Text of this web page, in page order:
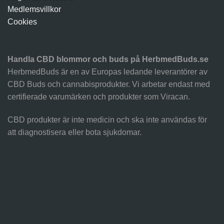
Medlemsvillkor
Cookies
Handla CBD blommor och buds på HerbmedBuds.se
HerbmedBuds är en av Europas ledande leverantörer av
CBD Buds och cannabisprodukter. Vi arbetar endast med
certifierade varumärken och produkter som Viracan.
CBD produkter är inte medicin och ska inte användas för
att diagnostisera eller bota sjukdomar.